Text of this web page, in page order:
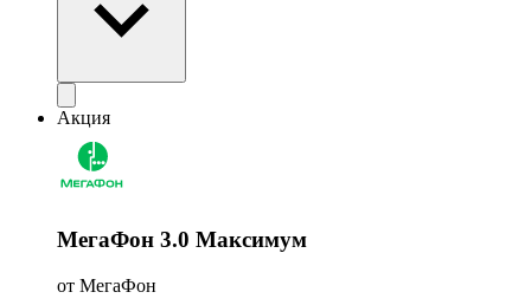
Акция
МегаФон 3.0 Максимум
от МегаФон